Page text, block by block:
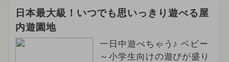
日本最大級！いつでも思いっきり遊べる屋
内遊園地
一日中遊べちゃう♪ ベビー
～小学生向けの遊びが盛り